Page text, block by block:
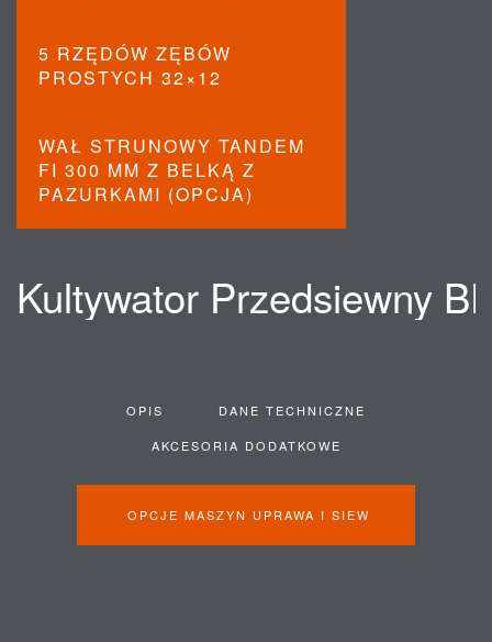
5 RZĘDÓW ZĘBÓW
PROSTYCH 32×12
WAŁ STRUNOWY TANDEM
FI 300 MM Z BELKĄ Z
PAZURKAMI (OPCJA)
Kultywator Przedsiewny
OPIS
DANE TECHNICZNE
AKCESORIA DODATKOWE
OPCJE MASZYN UPRAWA I SIEW